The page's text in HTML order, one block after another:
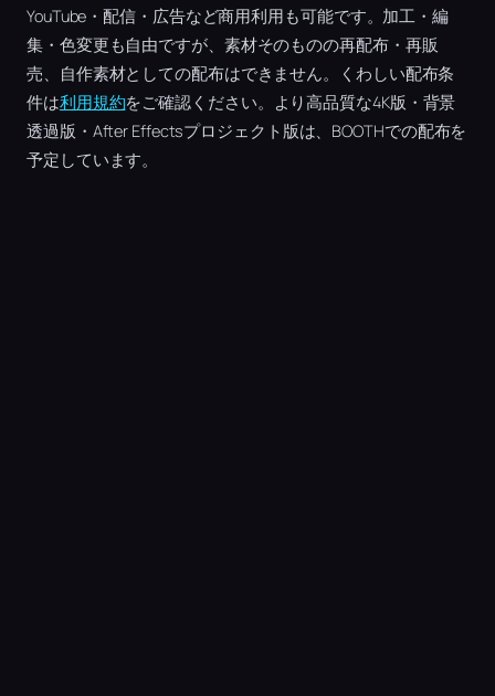
YouTube・配信・広告など商用利用も可能です。加工・編
集・色変更も自由ですが、素材そのものの再配布・再販
売、自作素材としての配布はできません。くわしい配布条
件は利用規約をご確認ください。より高品質な4K版・背景
透過版・After Effectsプロジェクト版は、BOOTHでの配布を
予定しています。